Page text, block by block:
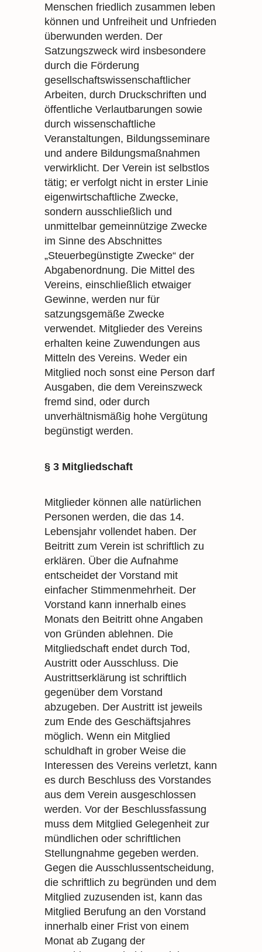
Menschen friedlich zusammen leben
können und Unfreiheit und Unfrieden
überwunden werden. Der
Satzungszweck wird insbesondere
durch die Förderung
gesellschaftswissenschaftlicher
Arbeiten, durch Druckschriften und
öffentliche Verlautbarungen sowie
durch wissenschaftliche
Veranstaltungen, Bildungsseminare
und andere Bildungsmaßnahmen
verwirklicht. Der Verein ist selbstlos
tätig; er verfolgt nicht in erster Linie
eigenwirtschaftliche Zwecke,
sondern ausschließlich und
unmittelbar gemeinnützige Zwecke
im Sinne des Abschnittes
„Steuerbegünstigte Zwecke“ der
Abgabenordnung. Die Mittel des
Vereins, einschließlich etwaiger
Gewinne, werden nur für
satzungsgemäße Zwecke
verwendet. Mitglieder des Vereins
erhalten keine Zuwendungen aus
Mitteln des Vereins. Weder ein
Mitglied noch sonst eine Person darf
Ausgaben, die dem Vereinszweck
fremd sind, oder durch
unverhältnismäßig hohe Vergütung
begünstigt werden.
§ 3 Mitgliedschaft
Mitglieder können alle natürlichen
Personen werden, die das 14.
Lebensjahr vollendet haben. Der
Beitritt zum Verein ist schriftlich zu
erklären. Über die Aufnahme
entscheidet der Vorstand mit
einfacher Stimmenmehrheit. Der
Vorstand kann innerhalb eines
Monats den Beitritt ohne Angaben
von Gründen ablehnen. Die
Mitgliedschaft endet durch Tod,
Austritt oder Ausschluss. Die
Austrittserklärung ist schriftlich
gegenüber dem Vorstand
abzugeben. Der Austritt ist jeweils
zum Ende des Geschäftsjahres
möglich. Wenn ein Mitglied
schuldhaft in grober Weise die
Interessen des Vereins verletzt, kann
es durch Beschluss des Vorstandes
aus dem Verein ausgeschlossen
werden. Vor der Beschlussfassung
muss dem Mitglied Gelegenheit zur
mündlichen oder schriftlichen
Stellungnahme gegeben werden.
Gegen die Ausschlussentscheidung,
die schriftlich zu begründen und dem
Mitglied zuzusenden ist, kann das
Mitglied Berufung an den Vorstand
innerhalb einer Frist von einem
Monat ab Zugang der